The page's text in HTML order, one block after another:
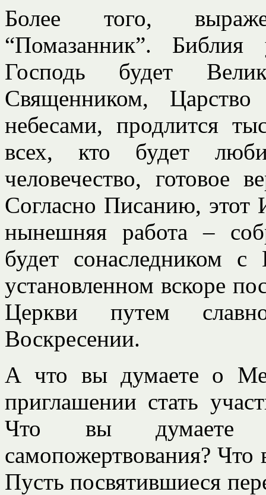
Более того,
“Помазанник”. Библия
Господь будет
Священником,
небесами, продлится
всех, кто будет
человечество, готовое
Согласно Писанию, этот
нынешняя работа –
будет сонаследником
установленном вскоре
Церкви путем
Воскресении.
А что вы думаете о
приглашении стать
Что вы думаете
самопожертвования?
Пусть посвятившиеся